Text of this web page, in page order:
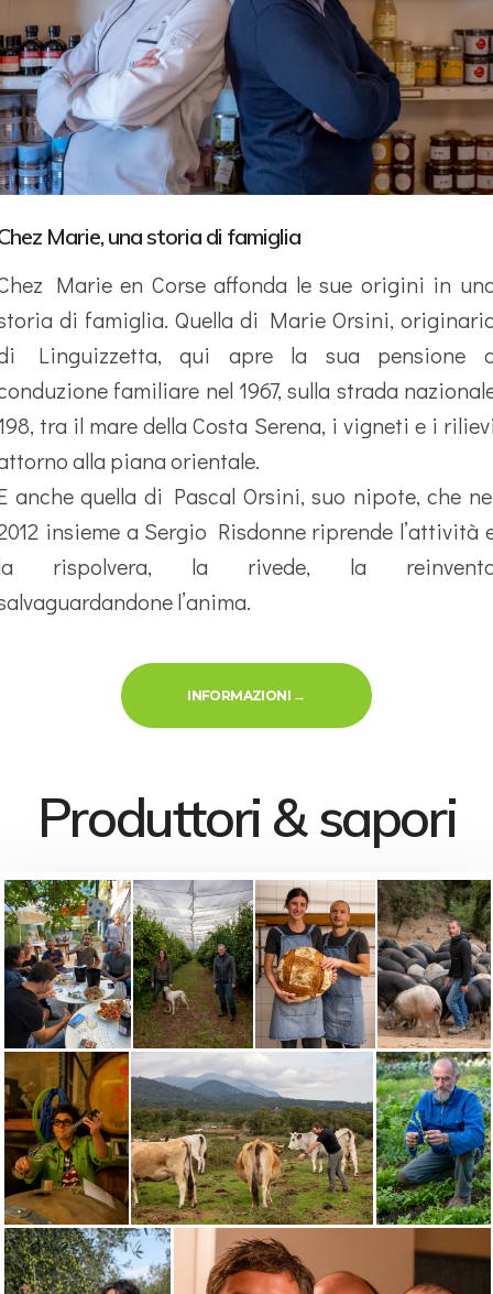
Marie, una storia di famiglia
Marie en Corse affonda le sue origini in
di famiglia. Quella di Marie Orsini,
Linguizzetta, qui apre la sua pensione
familiare nel 1967, sulla strada
tra il mare della Costa Serena, i vigneti e i
alla piana orientale.
anche quella di Pascal Orsini, suo nipote, che
insieme a Sergio Risdonne riprende l’attività
rispolvera, la rivede, la
l’anima.
INFORMAZIONI →
Produttori & sapori